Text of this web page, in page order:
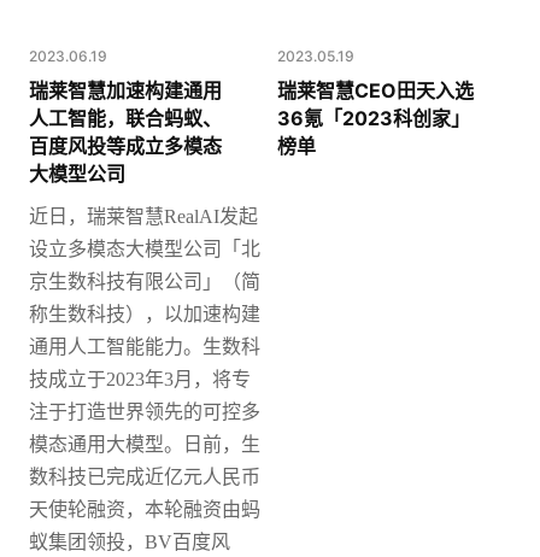
2023.06.19
瑞莱智慧加速构建通用
人工智能，联合蚂蚁、
百度风投等成立多模态
大模型公司
近日，瑞莱智慧RealAI发起
设立多模态大模型公司「北
京生数科技有限公司」（简
称生数科技），以加速构建
通用人工智能能力。 生数科
技成立于2023年3月，将专
注于打造世界领先的可控多
模态通用大模型。日前，生
数科技已完成近亿元人民币
天使轮融资，本轮融资由蚂
蚁集团领投，BV百度风
2023.05.19
瑞莱智慧CEO田天入选
36氪「2023科创家」
榜单